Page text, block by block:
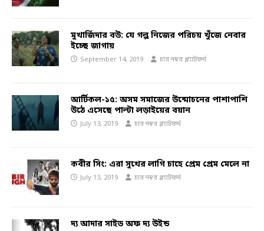
মুখার্জিদার বউ: যে গল্প নিজের পরিচয় খুঁজে নেবার
ইচ্ছে জাগায়
September 14, 2019 চার নম্বর প্ল্যাটফর্ম
আর্টিকল-১৫: অসম সমাজের উন্মোচনের পাশাপাশি
উঠে এসেছে পাল্টা লড়াইয়ের বয়ান
July 13, 2019 চার নম্বর প্ল্যাটফর্ম
কবীর সিং: এরা সুখের লাগি চাহে প্রেম প্রেম মেলে না
July 13, 2019 চার নম্বর প্ল্যাটফর্ম
দ্য আদার সাইড অফ দ্য উইন্ড